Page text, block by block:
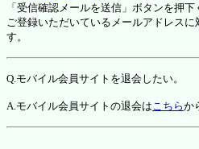
「受信確認メールを送信」ボタンを押下
ご登録いただいているメールアドレス
す。
Q.モバイル会員サイトを退会したい。
A.モバイル会員サイトの退会はこちらか